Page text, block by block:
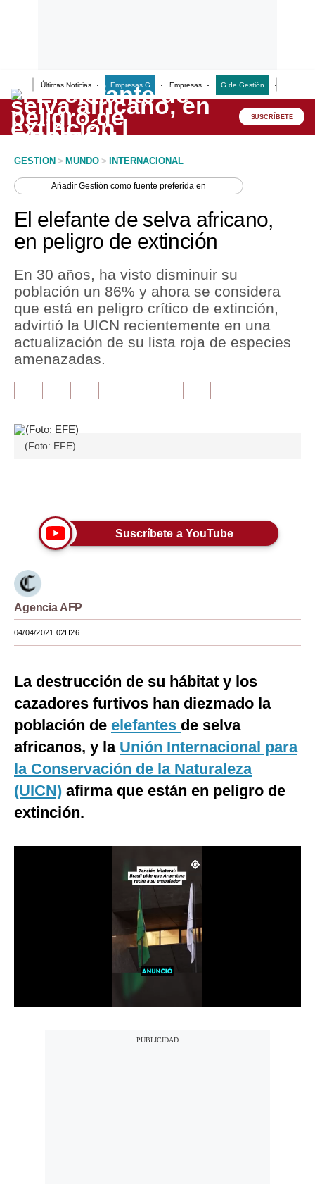
Últimas Noticias Empresas G Empresas G de Gestión
Lo último
Peru Quiosco
Economía
Perú
Política
Tu Dinero
Inmobiliarias
Plus G
Opinión
Blogs
Lujo
Viajes
Estilos
Mundo
México
España
Internacional
Tecnología
SUSCRÍBETE
GESTION > MUNDO > INTERNACIONAL
AñadirGestión como fuente preferida en
El elefante de selva africano,
en peligro de extinción
En 30 años, ha visto disminuir su
población un 86% y ahora se considera
que está en peligro crítico de extinción,
advirtió la UICN recientemente en una
actualización de su lista roja de especies
amenazadas.
(Foto: EFE)
Suscríbete a YouTube
Agencia AFP
04/04/2021 02H26
La destrucción de su hábitat y los
cazadores furtivos han diezmado la
población de elefantes de selva
africanos, y la Unión Internacional para
la Conservación de la Naturaleza
(UICN) afirma que están en peligro de
extinción.